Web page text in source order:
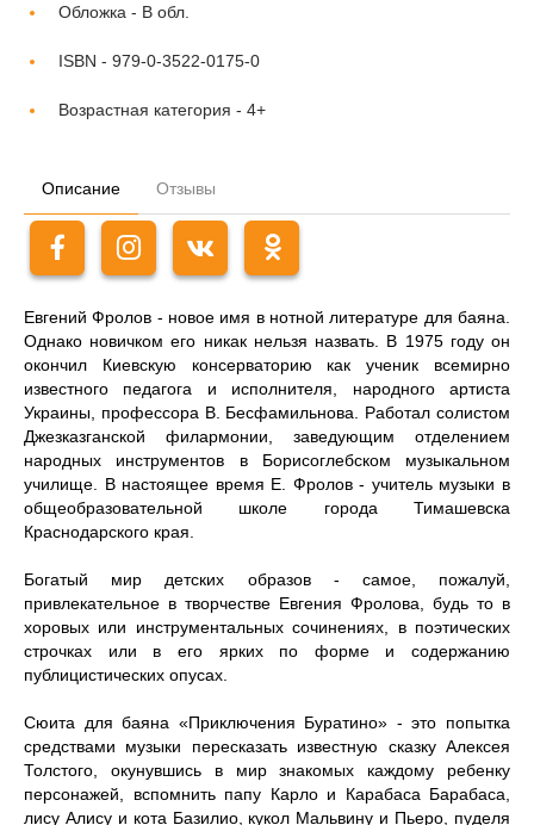
Обложка - В обл.
ISBN - 979-0-3522-0175-0
Возрастная категория - 4+
Описание Отзывы
Евгений Фролов - новое имя в нотной литературе для баяна.
Однако новичком его никак нельзя назвать. В 1975 году он
окончил Киевскую консерваторию как уче­ник всемирно
известного педагога и исполнителя, народного артиста
Украины, про­фессора В. Бесфамильнова. Работал солистом
Джезказганской филармонии, заве­дующим отделением
народных инструментов в Борисоглебском музыкальном
училище. В настоящее время Е. Фролов - учитель музыки в
общеобразовательной школе города Тимашевска
Краснодарского края.
Богатый мир детских образов - самое, пожалуй,
привлекательное в творчестве Евгения Фролова, будь то в
хоровых или инструментальных сочинениях, в поэтичес­ких
строчках или в его ярких по форме и содержанию
публицистических опусах.
Сюита для баяна «Приключения Буратино» - это попытка
средствами музыки пересказать известную сказку Алексея
Толстого, окунувшись в мир знакомых каждому ребенку
персонажей, вспомнить папу Карло и Карабаса Барабаса,
лису Алису и кота Базилио, кукол Мальвину и Пьеро, пуделя